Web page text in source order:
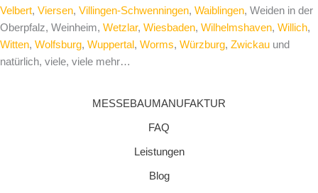
Velbert, Viersen, Villingen-Schwenningen, Waiblingen, Weiden in der
Oberpfalz, Weinheim, Wetzlar, Wiesbaden, Wilhelmshaven, Willich,
Witten, Wolfsburg, Wuppertal , Worms, Würzburg, Zwickau und
natürlich, viele, viele mehr…
MESSEBAUMANUFAKTUR
FAQ
Leistungen
Blog